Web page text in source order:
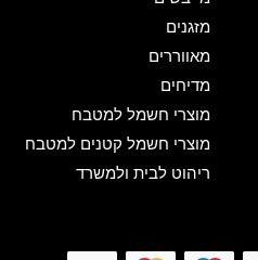
מזגנים
מאווררים
מדיחים
מוצרי חשמל למטבח
מוצרי חשמל קטנים למטבח
ריהוט לבית ולמשרד